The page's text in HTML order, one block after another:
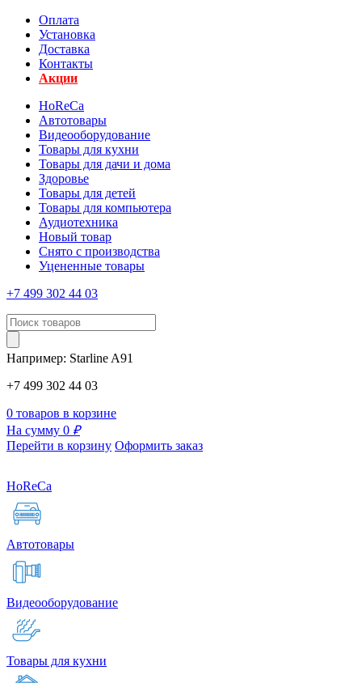
Оплата
Установка
Доставка
Контакты
Акции
HoReCa
Автотовары
Видеооборудование
Товары для кухни
Товары для дачи и дома
Здоровье
Товары для детей
Товары для компьютера
Аудиотехника
Новый товар
Снято с производства
Уцененные товары
+7 499 302 44 03
Например: Starline A91
+7 499 302 44 03
0 товаров в корзине
На сумму 0 ₽
Перейти в корзину Оформить заказ
HoReCa
Автотовары
Видеооборудование
Товары для кухни